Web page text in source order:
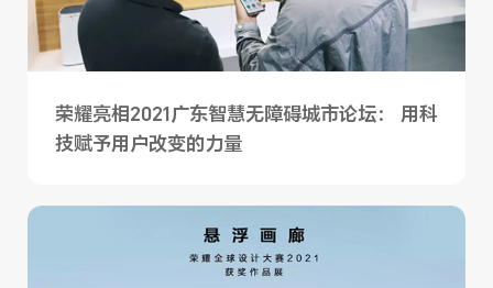
荣耀亮相2021广东智慧无障碍城市论坛： 用科
技赋予用户改变的力量